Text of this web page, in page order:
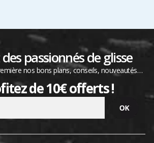
passionnés de glisse
nos bons plans, conseils, nouveautés…
de 10€ offerts !